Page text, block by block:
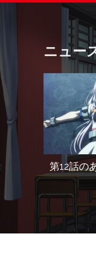
ニュー
第12話の